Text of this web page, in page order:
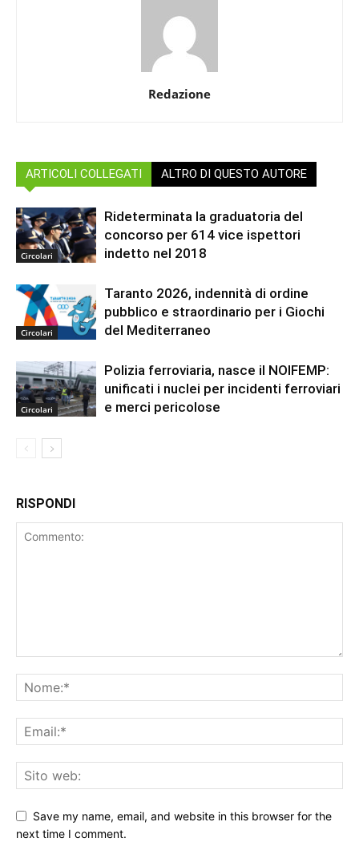
Redazione
ARTICOLI COLLEGATI ALTRO DI QUESTO AUTORE
Circolari
Rideterminata la graduatoria del
concorso per 614 vice ispettori
indetto nel 2018
Circolari
Taranto 2026, indennità di ordine
pubblico e straordinario per i Giochi
del Mediterraneo
Circolari
Polizia ferroviaria, nasce il NOIFEMP:
unificati i nuclei per incidenti ferroviari
e merci pericolose
RISPONDI
Save my name, email, and website in this browser for the
next time I comment.